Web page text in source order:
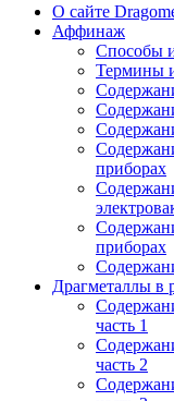
О сайте
Аффинаж
Способы
Термины
приборах
приборах
Драгметаллы в
часть 1
часть 2